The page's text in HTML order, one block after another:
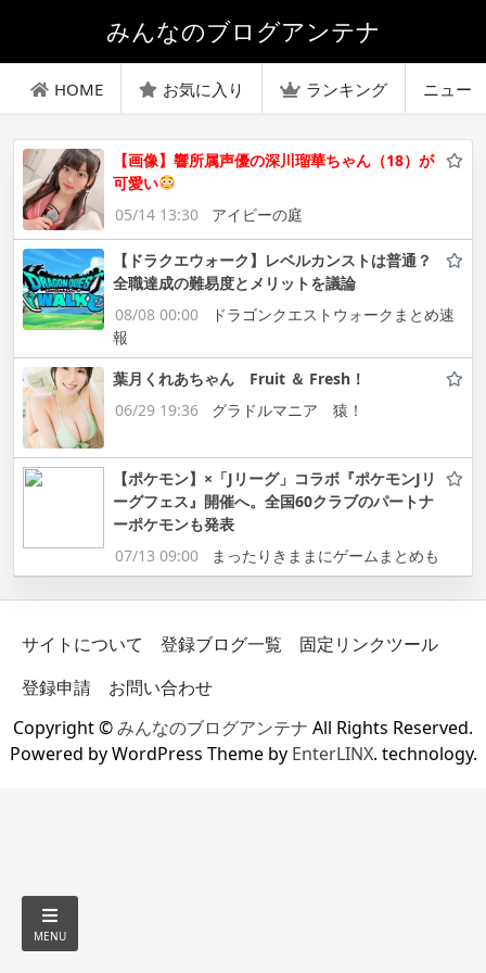
みんなのブログアンテナ
HOME お気に入り ランキング ニュー
【画像】響所属声優の深川瑠華ちゃん（18）が
可愛い
05/14 13:30
アイビーの庭
【ドラクエウォーク】レベルカンストは普通？
全職達成の難易度とメリットを議論
08/08 00:00
ドラゴンクエストウォークまとめ速
報
葉月くれあちゃん Fruit ＆ Fresh！
06/29 19:36
グラドルマニア 猿！
【ポケモン】×「Jリーグ」コラボ『ポケモンJリ
ーグフェス』開催へ。全国60クラブのパートナ
ーポケモンも発表
07/13 09:00
まったりきままにゲームまとめも
サイトについて 登録ブログ一覧
固定リンクツール
登録申請
お問い合わせ
Copyright ©みんなのブログアンテナ All Rights Reserved.
Powered by WordPress Theme by EnterLINX. technology.
MENU